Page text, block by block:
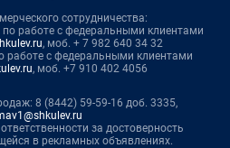
сотрудничества:
работе с федеральными клиентами
, моб. + 7 982 640 34 32
работе с федеральными клиентами
, моб. +7 910 402 4056
8 (8442) 59-59-16 доб. 3335,
за достоверность
в рекламных объявлениях.